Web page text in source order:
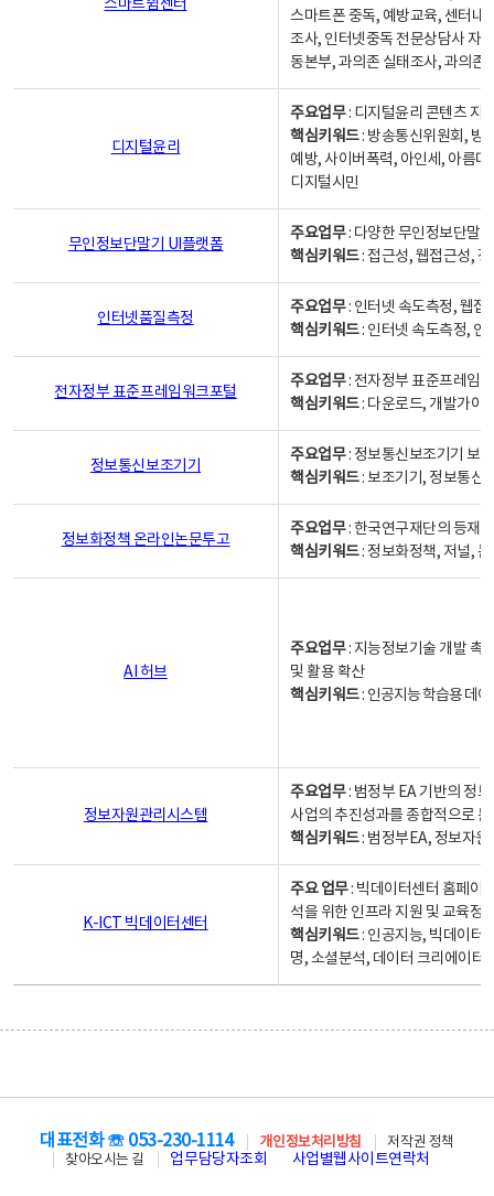
스마트쉼센터
스마트폰 중독, 예방교육, 센터내
조사, 인터넷중독 전문상담사 자
동본부, 과의존 실태조사, 과의존
디지털윤리
주요업무: 디지털윤리 콘텐츠 지
핵심키워드: 방송통신위원회, 방
예방, 사이버폭력, 아인세, 아름
디지털시민
무인정보단말기 UI플랫폼
주요업무: 다양한 무인정보단말
핵심키워드: 접근성, 웹접근성,
인터넷품질측정
주요업무: 인터넷 속도측정, 웹접
핵심키워드: 인터넷 속도측정, 인
전자정부 표준프레임워크포털
주요업무: 전자정부 표준프레임
핵심키워드: 다운로드, 개발가이
정보통신보조기기
주요업무: 정보통신보조기기 보
핵심키워드: 보조기기, 정보통신
정보화정책 온라인논문투고
주요업무: 한국연구재단의 등재
핵심키워드: 정보화정책, 저널,
AI 허브
주요업무: 지능정보기술 개발 촉
및 활용 확산
핵심키워드: 인공지능 학습용 데
정보자원관리시스템
주요업무: 범정부 EA 기반의 정
사업의 추진성과를 종합적으로
핵심키워드: 범정부EA, 정보자
K-ICT 빅데이터센터
주요 업무: 빅데이터센터 홈페이
석을 위한 인프라 지원 및 교육정
핵심키워드: 인공지능, 빅데이터,
명, 소셜분석, 데이터 크리에이터
대표전화 ☏ 053-230-1114 개인정보처리방침
저작권 정책
찾아오시는 길
업무담당자조회 사업별웹사이트연락처